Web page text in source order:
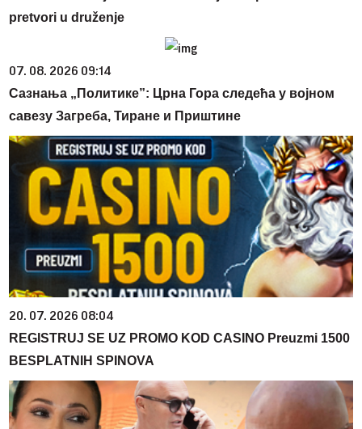
pretvori u druženje
07. 08. 2026 09:14
Сазнања „Политике”: Црна Гора следећа у војном
савезу Загреба, Тиране и Приштине
20. 07. 2026 08:04
REGISTRUJ SE UZ PROMO KOD CASINO Preuzmi 1500
BESPLATNIH SPINOVA